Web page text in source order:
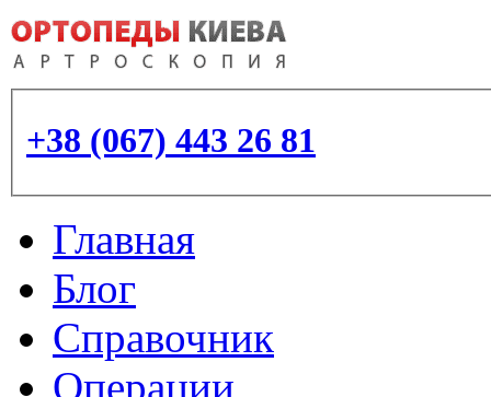
+38 (067) 443 26 81
Главная
Блог
Справочник
Операции